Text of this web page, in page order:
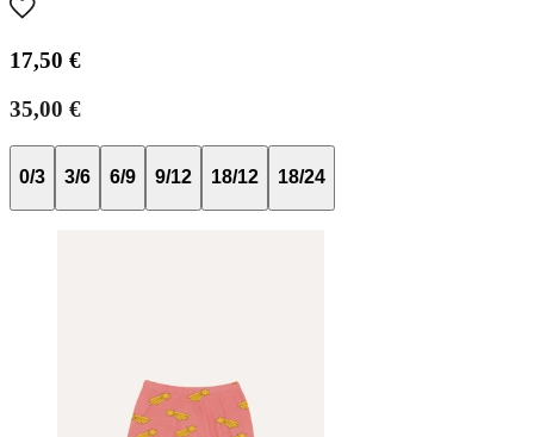
17,50 €
35,00 €
0/3 3/6 6/9 9/12 18/12 18/24